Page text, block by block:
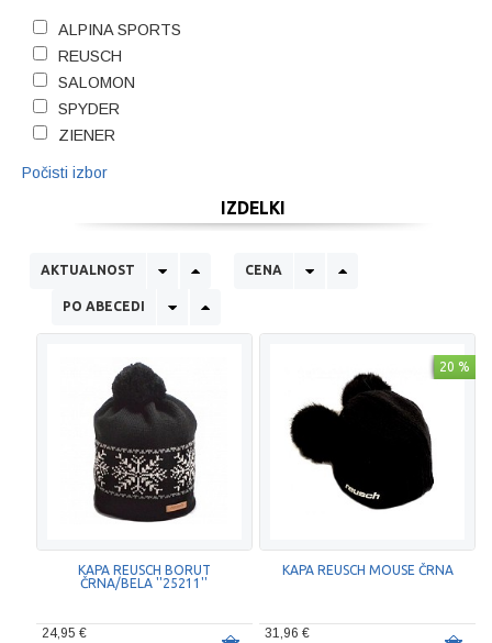
ALPINA SPORTS
REUSCH
SALOMON
SPYDER
ZIENER
Počisti izbor
IZDELKI
AKTUALNOST CENA
PO ABECEDI
KAPA REUSCH BORUT
ČRNA/BELA ''25211''
24,95 €
20 %
KAPA REUSCH MOUSE ČRNA
31,96 €